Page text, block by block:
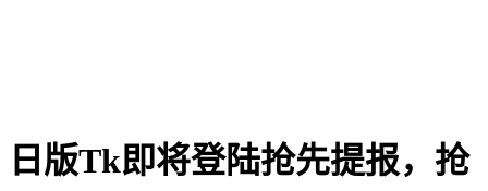
日版Tk即将登陆抢先提报，抢